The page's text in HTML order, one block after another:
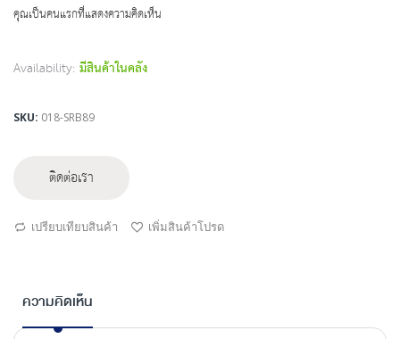
คุณเป็นคนแรกที่แสดงความคิดเห็น
Availability: มีสินค้าในคลัง
SKU 018-SRB89
ติดต่อเรา
เปรียบเทียบสินค้า เพิ่มสินค้าโปรด
ความคิดเห็น